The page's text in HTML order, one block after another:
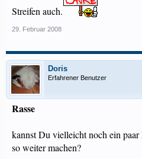
Streifen auch.
29. Februar 2008
Doris
Erfahrener Benutzer
Rasse
kannst Du vielleicht noch ein paar
so weiter machen?